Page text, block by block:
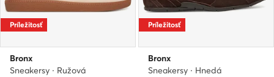
Príležitosť
Bronx
Sneakersy · Ružová
Príležitosť
Bronx
Sneakersy · Hnedá